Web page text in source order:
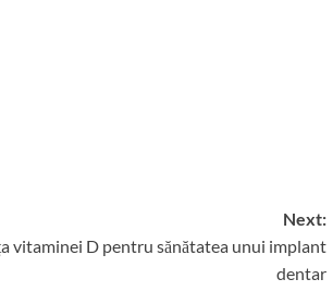
Next:
vitaminei D pentru sănătatea unui implant
dentar